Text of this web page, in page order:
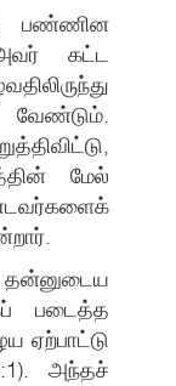
பண்ணின
கட்ட
மேல்
படைத்த
ஏற்பாட்டு
அந்தச்